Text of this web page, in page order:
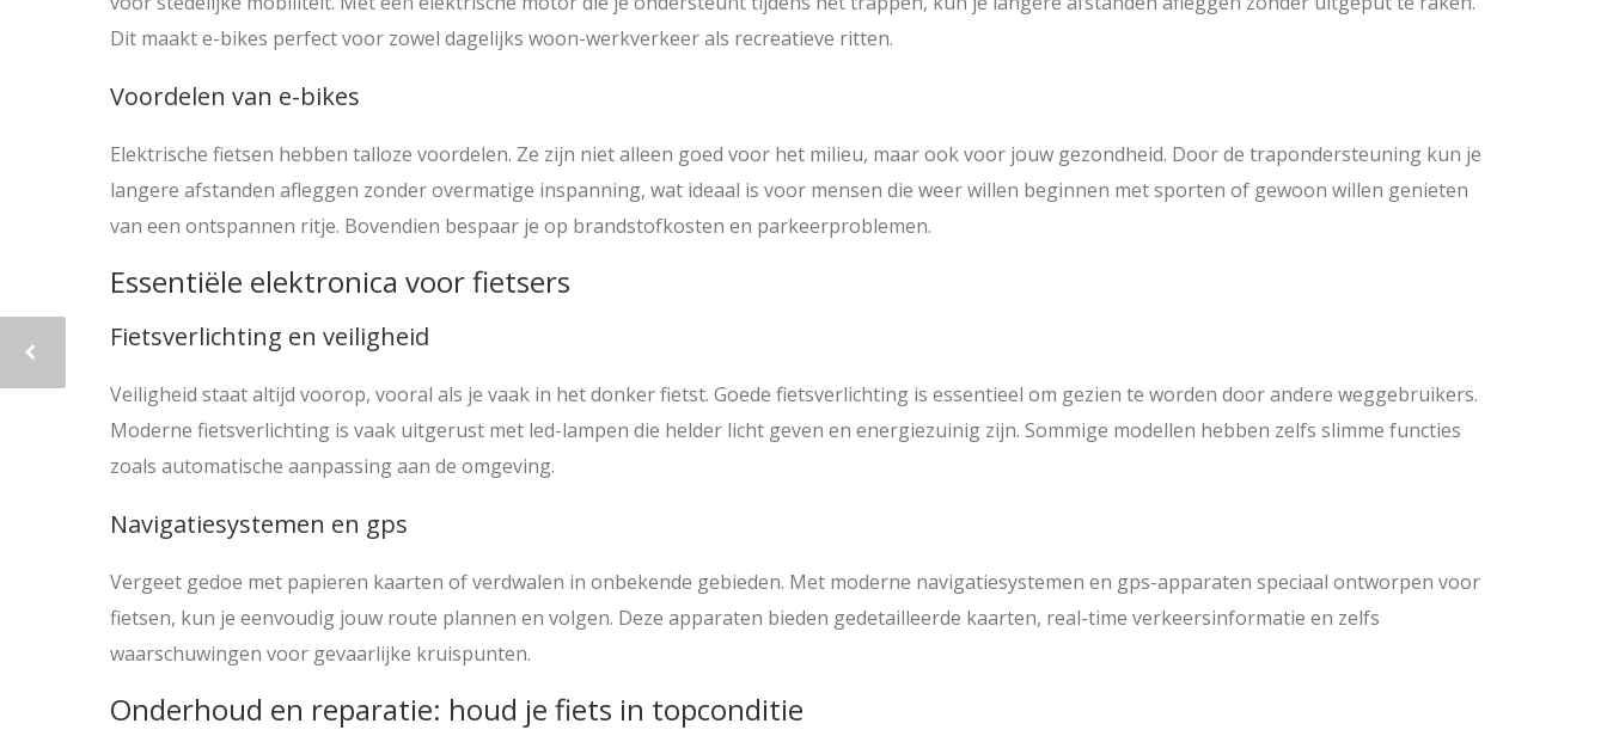
Dit maakt e-bikes perfect voor zowel dagelijks woon-werkverkeer als recreatieve ritten.
Voordelen van e-bikes
Elektrische fietsen hebben talloze voordelen. Ze zijn niet alleen goed voor het milieu, maar ook voor jouw gezondheid. Door de trapondersteuning kun je
langere afstanden afleggen zonder overmatige inspanning, wat ideaal is voor mensen die weer willen beginnen met sporten of gewoon willen genieten
van een ontspannen ritje. Bovendien bespaar je op brandstofkosten en parkeerproblemen.
Essentiële elektronica voor fietsers
Fietsverlichting en veiligheid
Veiligheid staat altijd voorop, vooral als je vaak in het donker fietst. Goede fietsverlichting is essentieel om gezien te worden door andere weggebruikers.
Moderne fietsverlichting is vaak uitgerust met led-lampen die helder licht geven en energiezuinig zijn. Sommige modellen hebben zelfs slimme functies
zoals automatische aanpassing aan de omgeving.
Navigatiesystemen en gps
Vergeet gedoe met papieren kaarten of verdwalen in onbekende gebieden. Met moderne navigatiesystemen en gps-apparaten speciaal ontworpen voor
fietsen, kun je eenvoudig jouw route plannen en volgen. Deze apparaten bieden gedetailleerde kaarten, real-time verkeersinformatie en zelfs
waarschuwingen voor gevaarlijke kruispunten.
Onderhoud en reparatie: houd je fiets in topconditie